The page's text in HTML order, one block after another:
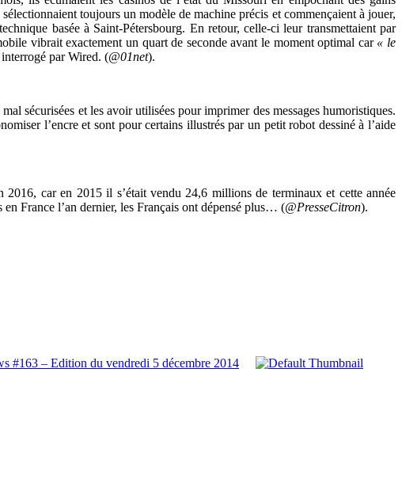
toujours un modèle de machine précis et commençaient à jouer,
basée à Saint-Pétersbourg. En retour, celle-ci leur transmettaient par
vibrait exactement un quart de seconde avant le moment optimal car « le
par Wired. (@01net).
sécurisées et les avoir utilisées pour imprimer des messages humoristiques.
l’encre et sont pour certains illustrés par un petit robot dessiné à l’aide
2016, car en 2015 il s’était vendu 24,6 millions de terminaux et cette année
en France l’an dernier, les Français ont dépensé plus… (@PresseCitron).
#163 – Edition du vendredi 5 décembre 2014